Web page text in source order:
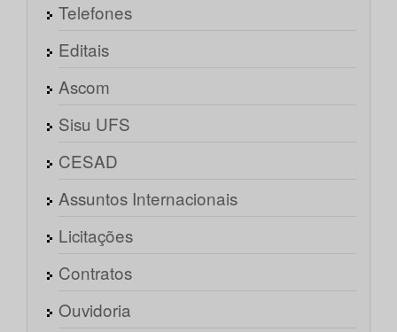
Telefones
Editais
Ascom
Sisu UFS
CESAD
Assuntos Internacionais
Licitações
Contratos
Ouvidoria